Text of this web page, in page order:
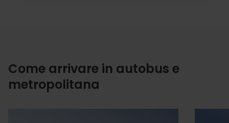
Come arrivare in autobus e
metropolitana